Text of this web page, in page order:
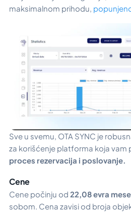
maksimalnom prihodu,
Sve u svemu, OTA SYNC je
za korišćenje platforma koja vam
proces rezervacija i poslovanje.
Cene
Cene počinju od 22,08 evra
sobom. Cena zavisi od broja